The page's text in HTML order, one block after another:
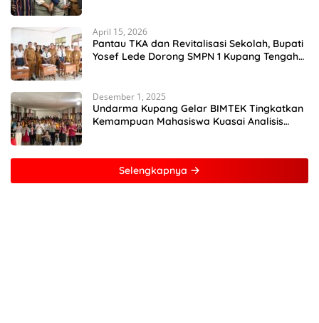
April 15, 2026
Pantau TKA dan Revitalisasi Sekolah, Bupati
Yosef Lede Dorong SMPN 1 Kupang Tengah
Desember 1, 2025
Undarma Kupang Gelar BIMTEK Tingkatkan
Kemampuan Mahasiswa Kuasai Analisis
Selengkapnya